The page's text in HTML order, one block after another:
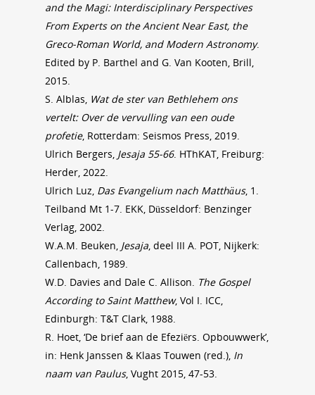
and the Magi: Interdisciplinary Perspectives
From Experts on the Ancient Near East, the
Greco-Roman World, and Modern Astronomy.
Edited by P. Barthel and G. Van Kooten, Brill,
2015.
S. Alblas, Wat de ster van Bethlehem ons
vertelt: Over de vervulling van een oude
profetie, Rotterdam: Seismos Press, 2019.
Ulrich Bergers, Jesaja 55-66. HThKAT, Freiburg:
Herder, 2022.
Ulrich Luz, Das Evangelium nach Matthäus, 1.
Teilband Mt 1-7. EKK, Düsseldorf: Benzinger
Verlag, 2002.
W.A.M. Beuken, Jesaja, deel III A. POT, Nijkerk:
Callenbach, 1989.
W.D. Davies and Dale C. Allison. The Gospel
According to Saint Matthew, Vol I. ICC,
Edinburgh: T&T Clark, 1988.
R. Hoet, ‘De brief aan de Efeziërs. Opbouwwerk’,
in: Henk Janssen & Klaas Touwen (red.), In
naam van Paulus, Vught 2015, 47-53.